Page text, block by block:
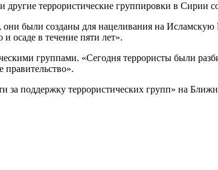
террористические группировки в Сирии
были созданы для нацеливания на
осаде в течение пяти лет».
группами. «Сегодня террористы были
за поддержку террористических групп» на